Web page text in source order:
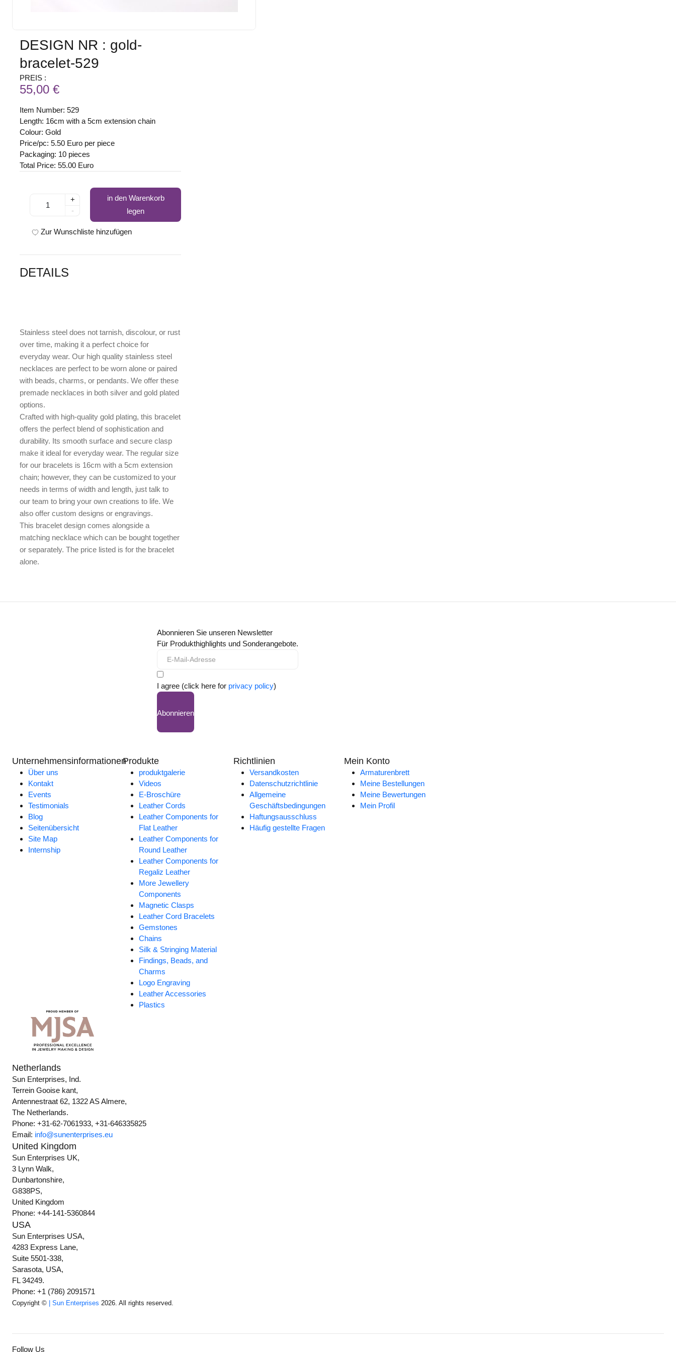
DESIGN NR : gold-
bracelet-529
PREIS :
55,00 €
Item Number: 529
Length: 16cm with a 5cm extension chain
Colour: Gold
Price/pc: 5.50 Euro per piece
Packaging: 10 pieces
Total Price: 55.00 Euro
+
-
in den Warenkorb
legen
Zur Wunschliste hinzufügen
DETAILS
Stainless steel does not tarnish, discolour, or rust
over time, making it a perfect choice for
everyday wear. Our high quality stainless steel
necklaces are perfect to be worn alone or paired
with beads, charms, or pendants. We offer these
premade necklaces in both silver and gold plated
options.
Crafted with high-quality gold plating, this bracelet
offers the perfect blend of sophistication and
durability. Its smooth surface and secure clasp
make it ideal for everyday wear. The regular size
for our bracelets is 16cm with a 5cm extension
chain; however, they can be customized to your
needs in terms of width and length, just talk to
our team to bring your own creations to life. We
also offer custom designs or engravings.
This bracelet design comes alongside a
matching necklace which can be bought together
or separately. The price listed is for the bracelet
alone.
Abonnieren Sie unseren Newsletter
Für Produkthighlights und Sonderangebote.
I agree (click here for privacy policy)
Abonnieren
Unternehmensinformationen
Über uns
Kontakt
Events
Testimonials
Blog
Seitenübersicht
Site Map
Internship
Produkte
produktgalerie
Videos
E-Broschüre
Leather Cords
Leather Components for
Flat Leather
Leather Components for
Round Leather
Leather Components for
Regaliz Leather
More Jewellery
Components
Magnetic Clasps
Leather Cord Bracelets
Gemstones
Chains
Silk & Stringing Material
Findings, Beads, and
Charms
Logo Engraving
Leather Accessories
Plastics
Richtlinien
Versandkosten
Datenschutzrichtlinie
Allgemeine
Geschäftsbedingungen
Haftungsausschluss
Häufig gestellte Fragen
Mein Konto
Armaturenbrett
Meine Bestellungen
Meine Bewertungen
Mein Profil
Netherlands
Sun Enterprises, Ind.
Terrein Gooise kant,
Antennestraat 62, 1322 AS Almere,
The Netherlands.
Phone: +31-62-7061933, +31-646335825
Email: info@sunenterprises.eu
United Kingdom
Sun Enterprises UK,
3 Lynn Walk,
Dunbartonshire,
G838PS,
United Kingdom
Phone: +44-141-5360844
USA
Sun Enterprises USA,
4283 Express Lane,
Suite 5501-338,
Sarasota, USA,
FL 34249.
Phone: +1 (786) 2091571
Copyright © | Sun Enterprises 2026. All rights reserved.
Follow Us